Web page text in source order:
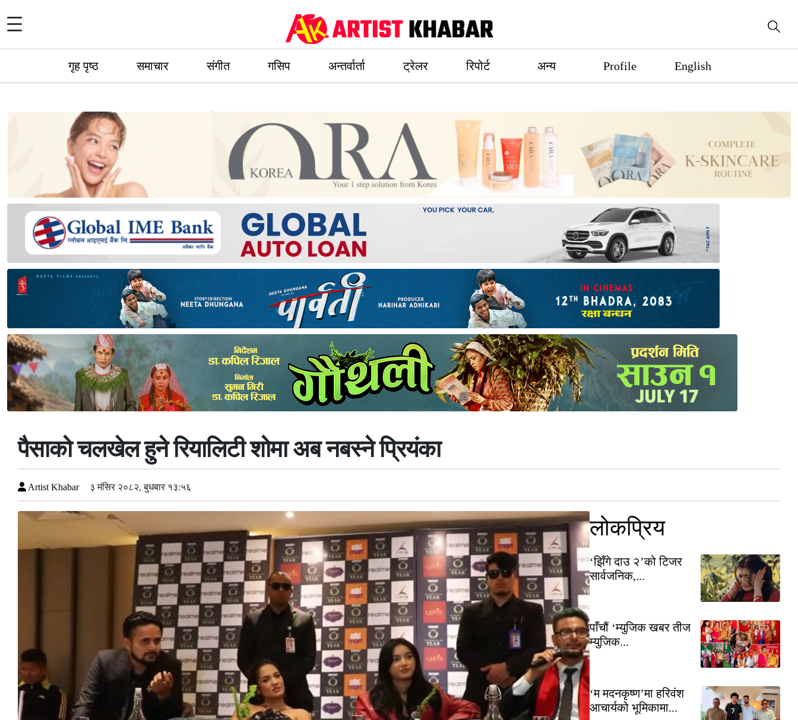
गृह पृष्ठ समाचार संगीत गसिप अन्तर्वार्ता ट्रेलर रिपोर्ट अन्य Profile English
पैसाको चलखेल हुने रियालिटी शोमा अब नबस्ने प्रियंका
Artist Khabar ३ मंसिर २०८२, बुधबार १३:५६
लोकप्रिय
‘झिँगे दाउ २’को टिजर
सार्वजनिक,...
पाँचौं ‘म्युजिक खबर तीज
म्युजिक...
‘म मदनकृष्ण’मा हरिवंश
आचार्यको भूमिकामा...